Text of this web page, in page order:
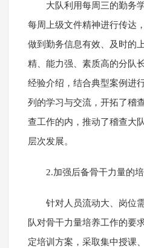
大队利用每周三的勤务
每周上级文件精神进行传达
做到勤务信息有效、及时的
精、能力强、素质高的分队
经验介绍，结合典型案例进
列的学习与交流，开拓了稽
查工作的内，推动了稽查大
层次发展。
2.加强后备骨干力量的培
针对人员流动大、岗位
队对骨干力量培养工作的要
定培训方案，采取集中授课